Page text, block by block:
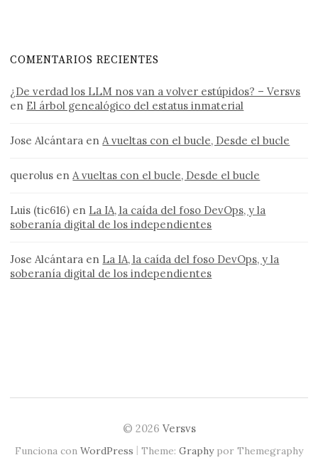
COMENTARIOS RECIENTES
¿De verdad los LLM nos van a volver estúpidos? – Versvs
en El árbol genealógico del estatus inmaterial
Jose Alcántara enA vueltas con el bucle, Desde el bucle
querolus enA vueltas con el bucle, Desde el bucle
Luis (tic616) en La IA, la caída del foso DevOps, y la
soberanía digital de los independientes
Jose Alcántara en La IA, la caída del foso DevOps, y la
soberanía digital de los independientes
© 2026 Versvs
Funciona con WordPress | Theme: Graphypor Themegraphy